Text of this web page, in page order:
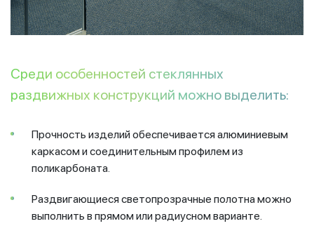
Среди особенностей стеклянных
раздвижных конструкций можно выделить:
Прочность изделий обеспечивается алюминиевым
каркасом и соединительным профилем из
поликарбоната.
Раздвигающиеся светопрозрачные полотна можно
выполнить в прямом или радиусном варианте.